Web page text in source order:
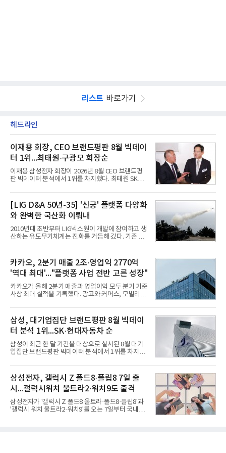
리스트 바로가기
헤드라인
이재용 회장, CEO 브랜드평판 8월 빅데이
터 1위...최태원·구광모 회장순
이재용 삼성전자 회장이 2026년 8월 CEO 브랜드평
판 빅데이터 분석에서 1위를 차지했다. 최태원 SK그
국기업평판연구소(소장 구창환)는 빅데이터뉴스와
함께 60명의 CEO 브랜드를 대상으로 2026년 7월 6
일부터 8월 6일까지 수집된 소비자 빅데이터
7,395,735건을 분석한 결과, 삼성 이재용 회장이 브
랜드평판지수 1,984,715를 기록하며 8월 1위에 올랐
다고 밝혔다. 분석에 활용된 빅데이터는 지난 7월
(14,233,797건) 대비 48.04% 감소한 수치다.8월
김승연, 이재현, 강호동, 김범수, 양종
[LIG D&A 50년-35] '신궁' 플랫폼 다양화
와 완벽한 국산화 이뤄내
2010년대 초반부터 LIG넥스원이 개발에 참여하고 생
산하는 유도무기체계는 진화를 거듭해 갔다. 기존 무
용도가 떨어지는 재래식 무기를 새롭게 활용하는 방
안이 강구됐다. 또 핵심 구성품 국산화를 통해 수출상
의 제약을 해소하고자 노력했다. 이러한 LIG넥스원의
신기술 개발 성과가 집약된 무기체계가 바로 휴대용
지대공 유도무기 ‘신궁’이다.신궁은 이미 2009년 수
출을 위한 개량형 멀티런처 개발을 완료함으로써 기
능 다양화와 계열화 가능성을 선보인 바 있었다. 이번
부터 진행됐
카카오, 2분기 매출 2조·영업익 2770억
'역대 최대'..."플랫폼 사업 전반 고른 성장"
카카오가 올해 2분기 매출과 영업이익 모두 분기 기준
사상 최대 실적을 기록했다. 광고와 커머스, 모빌리
인했다.카카오는 6일 연결 기준 올해 2분기 매출 2조
985억원, 영업이익 2770억원을 기록했다고 밝혔다.
전년 동기 대비 매출은 9%, 영업이익은 36% 늘어난
수치다. 전년 동기 실적과 증가율은 카카오게임즈와
카카오헬스케어 관련 손익을 중단영업손익으로 반영
한 기준으로 산출됐다. 지난해 2분기 매출은 1조9175
억원, 영업이익은 2039억원이었다.플랫폼 부문 매출
매출은 6432억원
삼성, 대기업집단 브랜드평판 8월 빅데이
터 분석 1위...SK·현대자동차 순
삼성이 최근 한 달 기간을 대상으로 실시된 8월 대기
업집단 브랜드평판 빅데이터 분석에서 1위를 차지했
판연구소(소장 구창환)는 66개 대기업집단 브랜드를
대상으로 지난 7월 6일부터 8월 6일까지 수집된 소비
자 빅데이터 110,494,413건을 분석한 결과, 삼성이
브랜드평판지수 15,185,511을 기록하며 8월 1위에
올랐다고 밝혔다. 분석에 활용된 빅데이터는 지난 7월
(198,188,813건) 대비 44.25% 감소한 수치다.연구소
에 따르면 8월 대기업집단 브랜드평판 30위 순위는
삼성전자, 갤럭시 Z 폴드8·플립8 7일 출
시...갤럭시워치 울트라2·워치9도 출격
삼성전자가 '갤럭시 Z 폴드8 울트라·폴드8·플립8'과
'갤럭시 워치 울트라2·워치9'를 오는 7일부터 국내에